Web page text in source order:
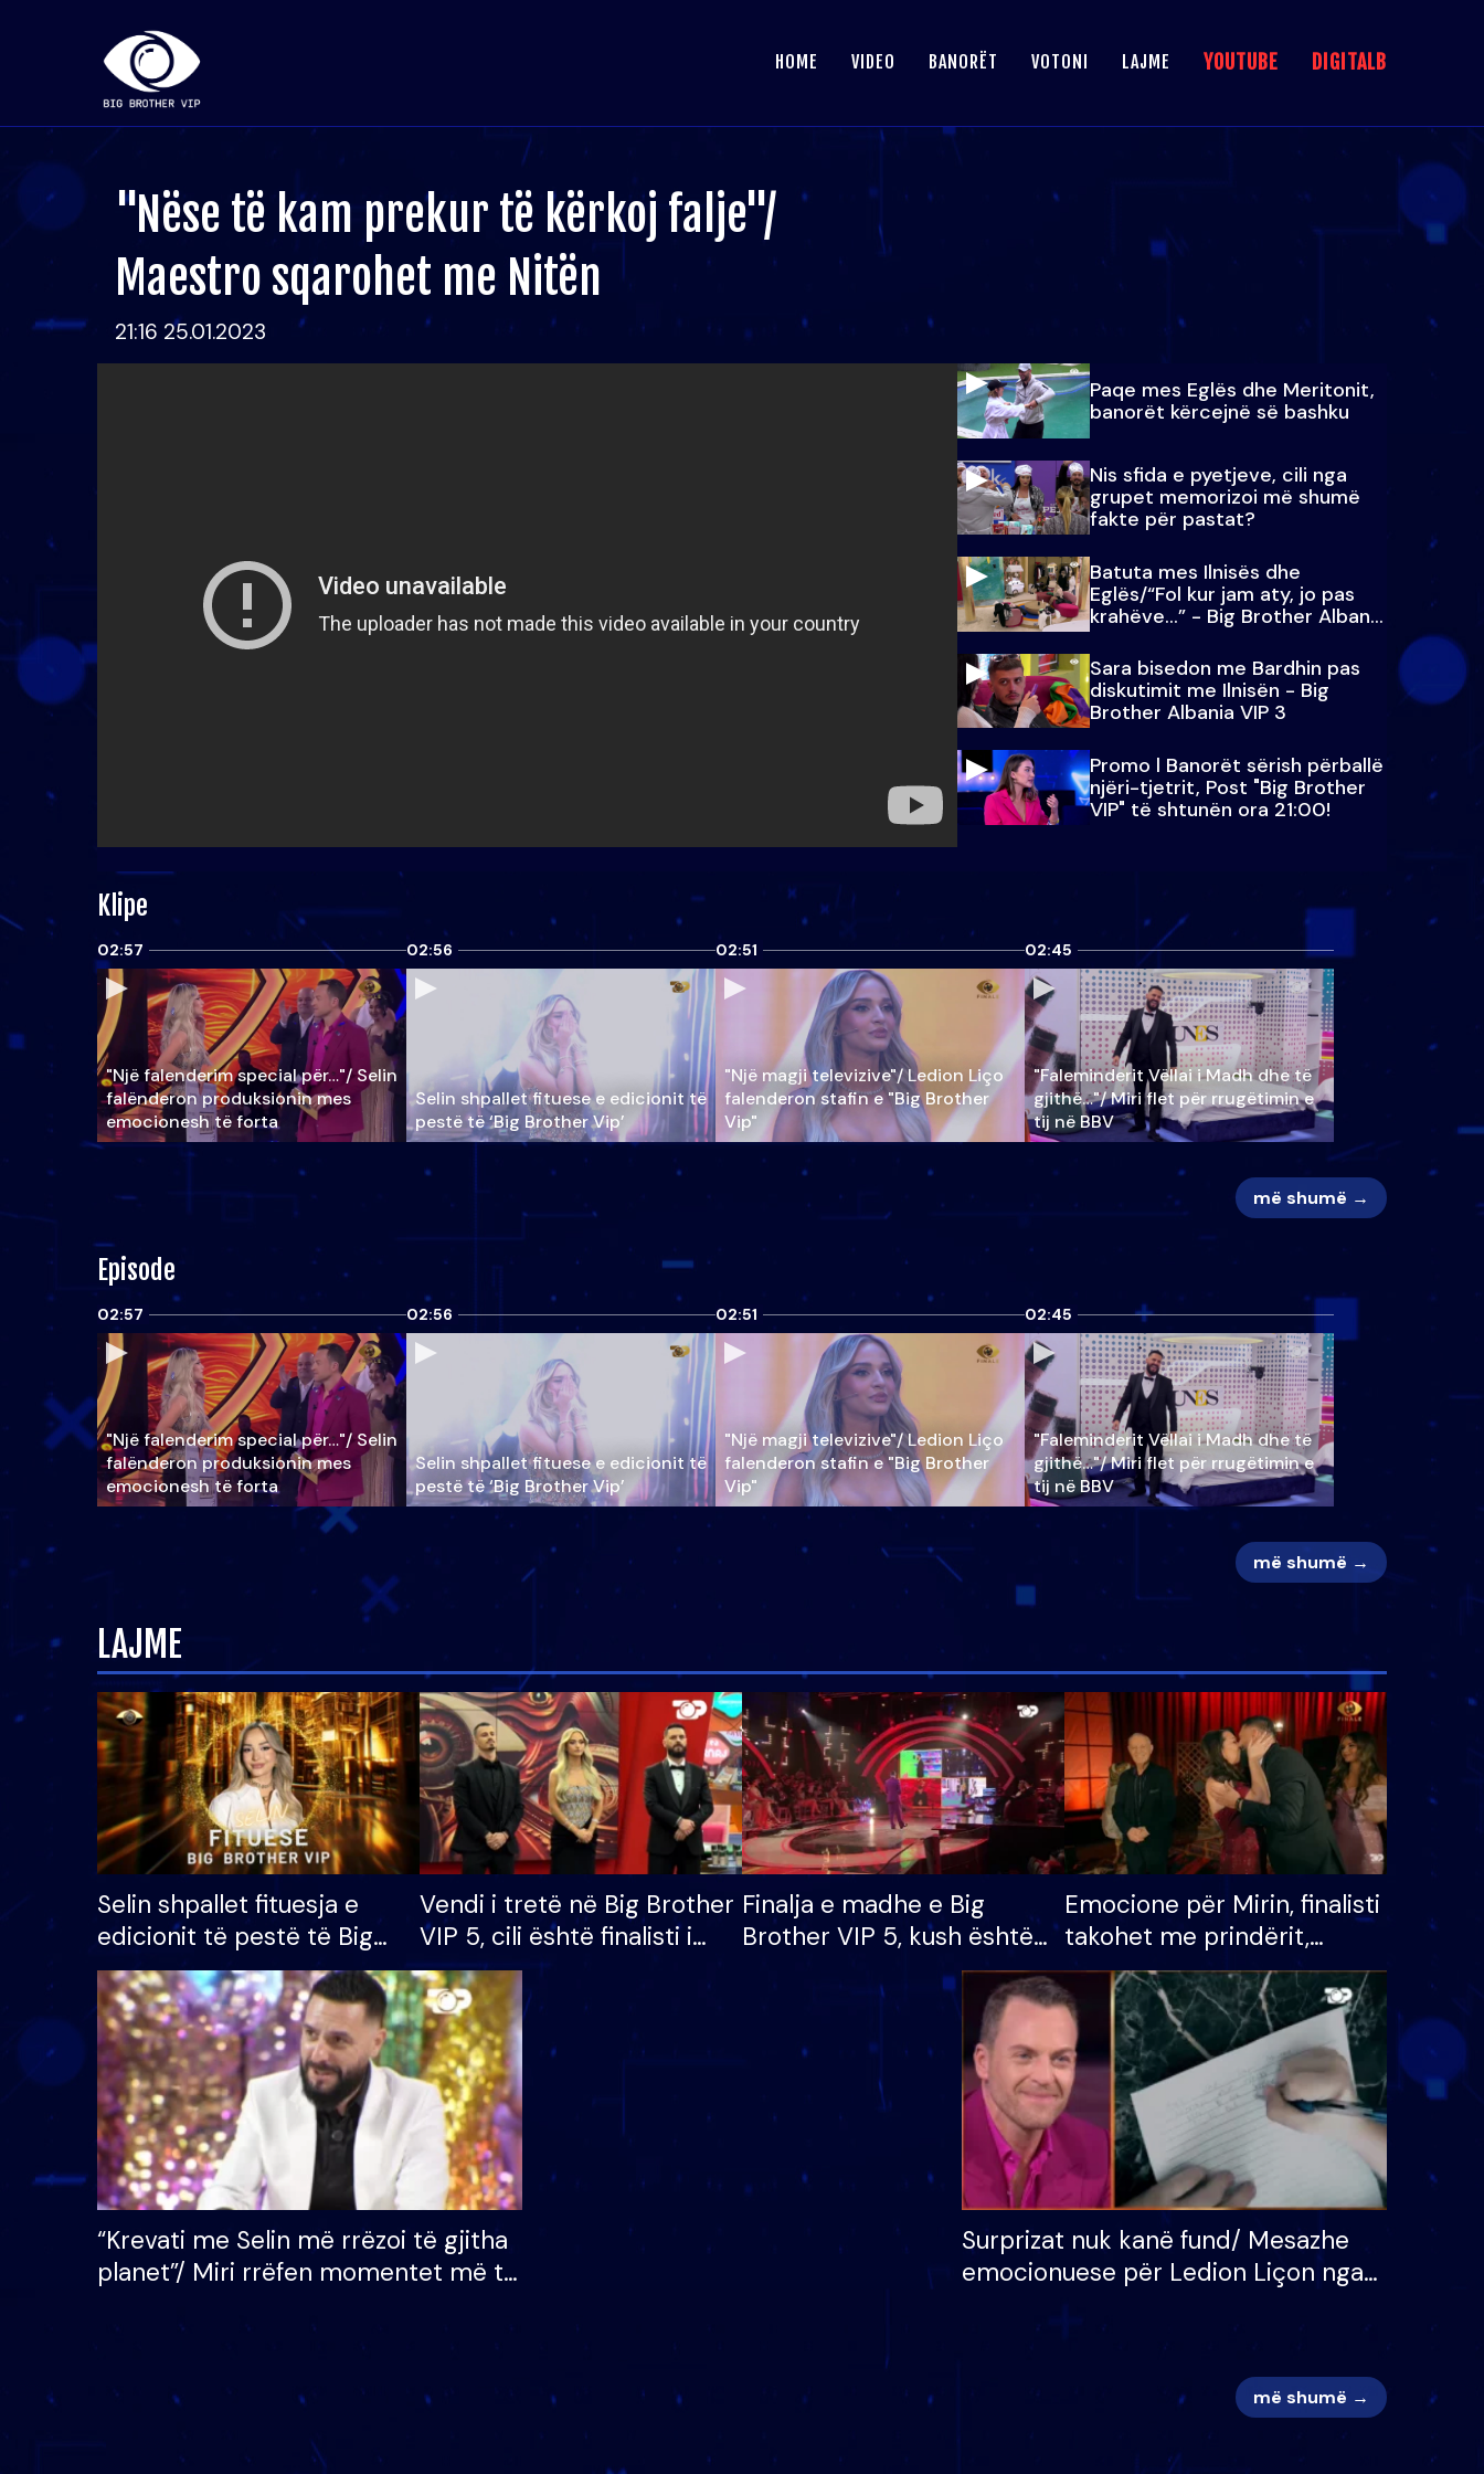
HOME VIDEO BANORËT VOTONI LAJME YOUTUBE DIGITALB
"Nëse të kam prekur të kërkoj falje"/
Maestro sqarohet me Nitën
21:16 25.01.2023
Paqe mes Eglës dhe Meritonit,
banorët kërcejnë së bashku
Nis sfida e pyetjeve, cili nga
grupet memorizoi më shumë
fakte për pastat?
Batuta mes Ilnisës dhe
Eglës/“Fol kur jam aty, jo pas
krahëve…” - Big Brother Albania
VIP 3
Sara bisedon me Bardhin pas
diskutimit me Ilnisën - Big
Brother Albania VIP 3
Promo l Banorët sërish përballë
njëri-tjetrit, Post "Big Brother
VIP" të shtunën ora 21:00!
Klipe
02:57
"Një falenderim special për…"/ Selin
falënderon produksionin mes
emocionesh të forta
02:56
Selin shpallet fituese e edicionit të
pestë të ‘Big Brother Vip’
02:51
"Një magji televizive"/ Ledion Liço
falenderon stafin e "Big Brother
Vip"
02:45
"Faleminderit Vëllai i Madh dhe të
gjithë…"/ Miri flet për rrugëtimin e
tij në BBV
më shumë →
Episode
02:57
"Një falenderim special për…"/ Selin
falënderon produksionin mes
emocionesh të forta
02:56
Selin shpallet fituese e edicionit të
pestë të ‘Big Brother Vip’
02:51
"Një magji televizive"/ Ledion Liço
falenderon stafin e "Big Brother
Vip"
02:45
"Faleminderit Vëllai i Madh dhe të
gjithë…"/ Miri flet për rrugëtimin e
tij në BBV
më shumë →
LAJME
Selin shpallet fituesja e
edicionit të pestë të Big
Brother VIP, rrëmben
çmimin e madh prej 100
mijë eurosh
Vendi i tretë në Big Brother
VIP 5, cili është finalisti i
radhës që lë shtëpinë
Finalja e madhe e Big
Brother VIP 5, kush është
banori i parë që lë shtëpinë
dhe humb mundësinë për
të fituar çmimin e madh
Emocione për Mirin, finalisti
takohet me prindërit,
vajzën dhe bashkëshorten:
S’kemi ndonjë letër divorci
apo jo?
“Krevati me Selin më rrëzoi të gjitha
planet”/ Miri rrëfen momentet më të
mungojë zilja e mëngjesit kur…
Surprizat nuk kanë fund/ Mesazhe
emocionuese për Ledion Liçon nga
më shumë →